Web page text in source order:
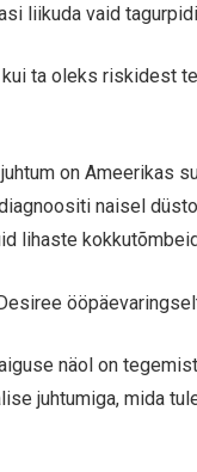
liikuda vaid
kui ta oleks riskidest
on Ameerikas
naisel
lihaste
näol on
juhtumiga, mida